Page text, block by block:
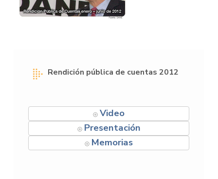
Rendición pública de cuentas 2012
Video
Presentación
Memorias